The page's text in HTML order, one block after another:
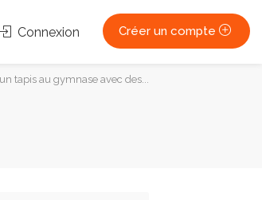
Connexion Créer un compte
tapis au gymnase avec des...